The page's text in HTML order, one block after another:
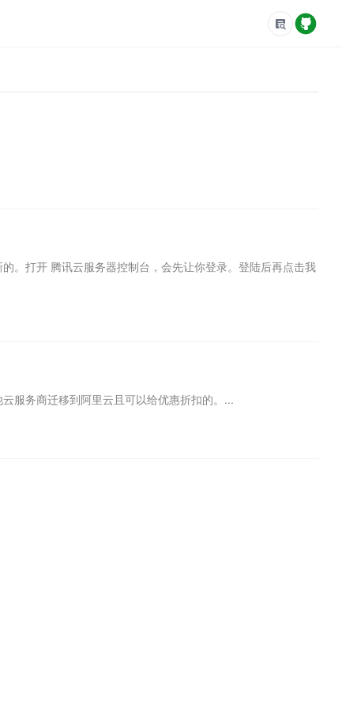
。打开 腾讯云服务器控制台，会先让你登录。登陆后再点击我
服务商迁移到阿里云且可以给优惠折扣的。...